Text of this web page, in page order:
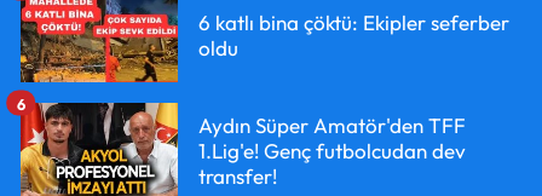
6 katlı bina çöktü: Ekipler seferber
oldu
Aydın Süper Amatör'den TFF
1.Lig'e! Genç futbolcudan dev
transfer!
6